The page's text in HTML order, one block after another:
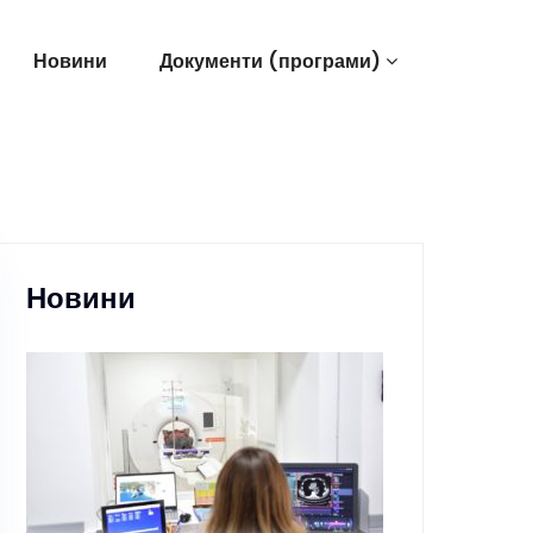
Новини Документи (програми)
Новини